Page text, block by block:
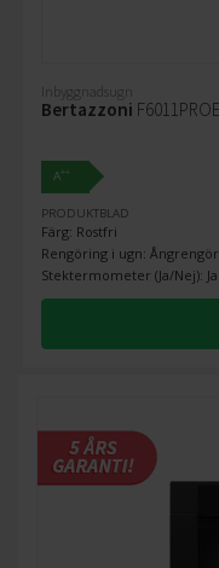
Inbyggnadsugn
Bertazzoni
A++
PRODUKTBLAD
Färg: Rostfri
Rengöring i ugn:
Stektermometer (Ja/Nej): Ja